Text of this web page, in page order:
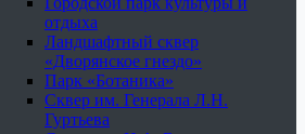
отдыха
Ландшафтный сквер
«Дворянское гнездо»
Парк «Ботаника»
Сквер им. Генерала Л.Н.
Гуртьева